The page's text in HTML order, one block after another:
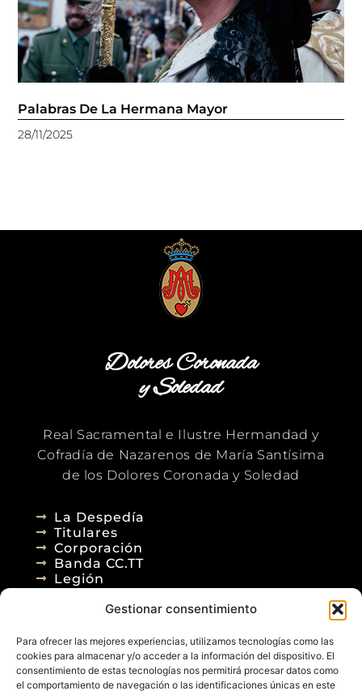
Gestionar consentimiento
Para ofrecer las mejores experiencias, utilizamos tecnologías como las
cookies para almacenar y/o acceder a la información del dispositivo. El
consentimiento de estas tecnologías nos permitirá procesar datos como
el comportamiento de navegación o las identificaciones únicas en este
Palabras De La Hermana Mayor
28/11/2025
Dolores Coronada
y Soledad
Real Sacramental e Ilustre Hermandad y
Cofradía de Nazarenos de María Santísima
de los Dolores Coronada y Soledad
La Despedía
Titulares
Corporación
Banda CC.TT
Legión
Agenda
Contacto